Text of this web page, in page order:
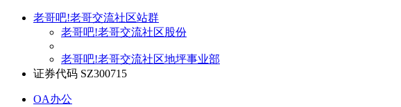
老哥吧!老哥交流社区站群
老哥吧!老哥交流社区股份
老哥吧!老哥交流社区地坪事业部
证券代码 SZ300715
OA办公